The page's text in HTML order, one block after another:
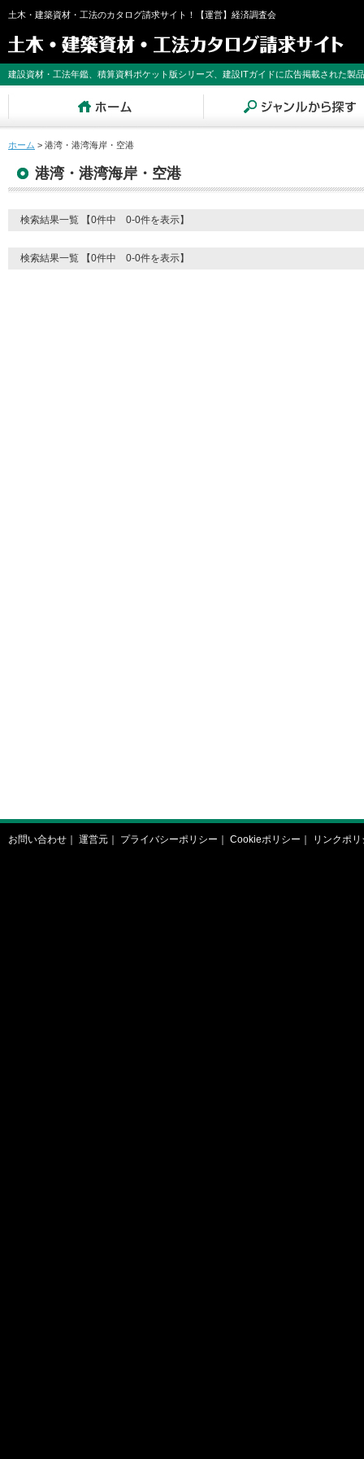
土木・建築資材・工法のカタログ請求サイト！【運営】経済調査会
建設資材・工法年鑑、積算資料ポケット版シリーズ、建設ITガイドに広告掲載された製
ホーム > 港湾・港湾海岸・空港
港湾・港湾海岸・空港
検索結果一覧 【0件中 0-0件を表示】
検索結果一覧 【0件中 0-0件を表示】
お問い合わせ 運営元 プライバシーポリシー Cookieポリシー リンクポリ